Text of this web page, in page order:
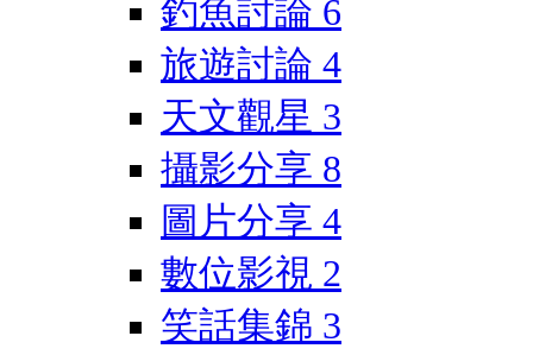
釣魚討論 6
旅遊討論 4
天文觀星 3
攝影分享 8
圖片分享 4
數位影視 2
笑話集錦 3